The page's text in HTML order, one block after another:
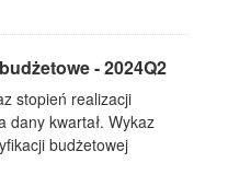
- 2024Q2
stopień realizacji
dany kwartał. Wykaz
budżetowej